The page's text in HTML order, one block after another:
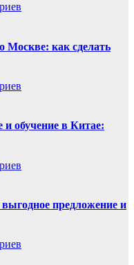
Москве: как сделать
и обучение в Китае:
предложение и